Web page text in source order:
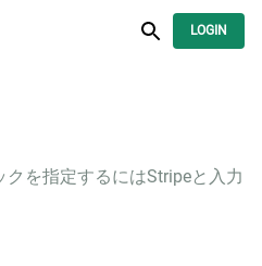
LOGIN
クを指定するにはStripeと入力